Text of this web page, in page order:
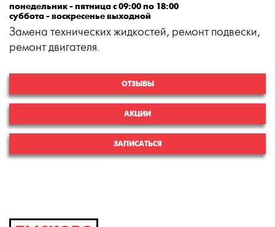
понедельник - пятница с 09:00 по 18:00
суббота - воскресенье выходной
Замена технических жидкостей, ремонт подвески,
ремонт двигателя.
ОТЗЫВЫ
АКЦИИ
ЗАПИСАТЬСЯ